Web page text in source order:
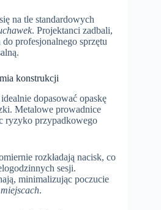
na tle standardowych
. Projektanci zadbali,
profesjonalnego sprzętu
konstrukcji
dopasować opaskę
Metalowe prowadnice
ryzyko przypadkowego
rozkładają nacisk, co
sesji.
minimalizując poczucie
miejscach.